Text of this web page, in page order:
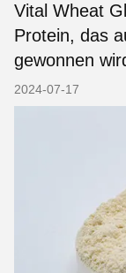
Vital Wheat
Protein, das
gewonnen
2024-07-17